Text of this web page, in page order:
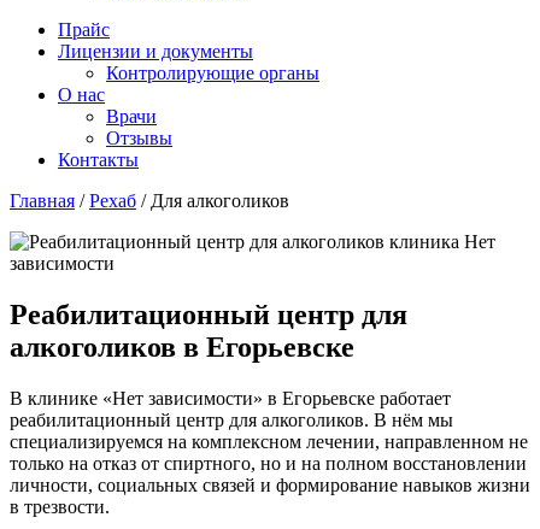
Прайс
Лицензии и документы
Контролирующие органы
О нас
Врачи
Отзывы
Контакты
Главная /Рехаб / Для алкоголиков
Реабилитационный центр для
алкоголиков в Егорьевске
В клинике «Нет зависимости» в Егорьевске работает
реабилитационный центр для алкоголиков. В нём мы
специализируемся на комплексном лечении, направленном не
только на отказ от спиртного, но и на полном восстановлении
личности, социальных связей и формирование навыков жизни
в трезвости.